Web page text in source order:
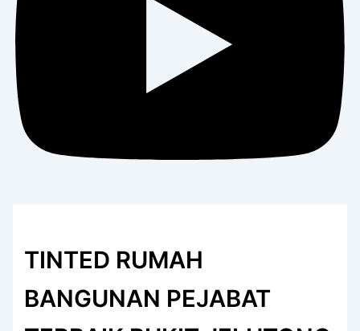
TINTED RUMAH
BANGUNAN PEJABAT